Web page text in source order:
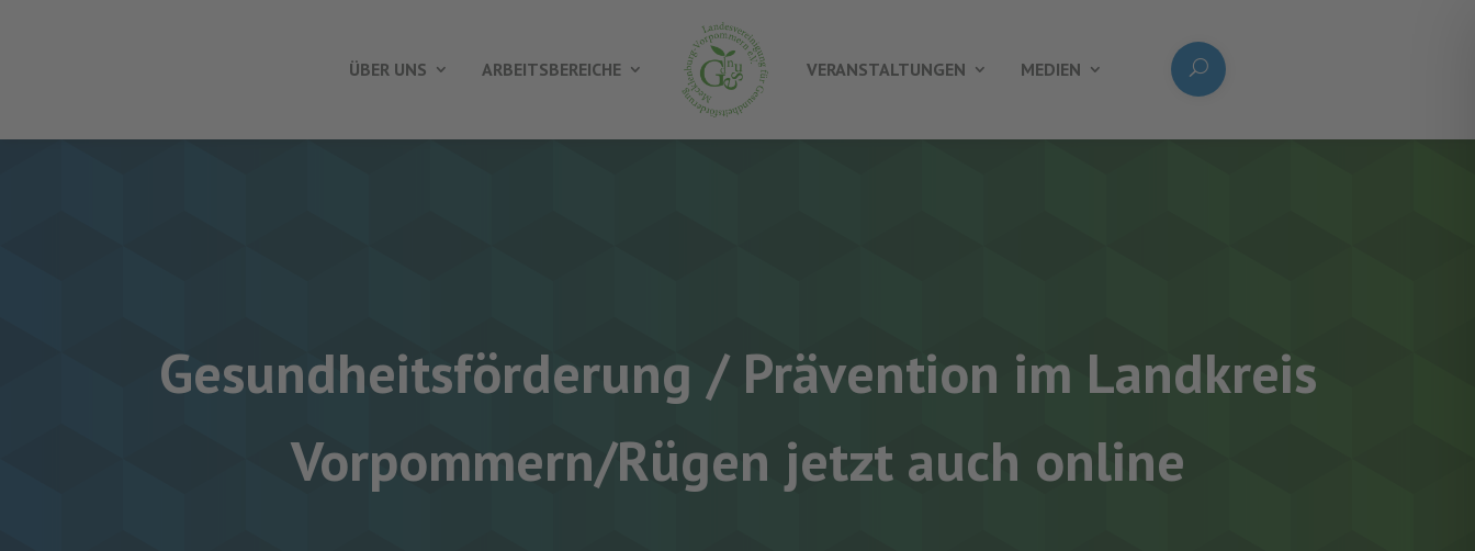
ÜBER UNS ARBEITSBEREICHE VERANSTALTUNGEN MEDIEN
Gesundheitsförderung / Prävention im Landkreis
Vorpommern/Rügen jetzt auch online